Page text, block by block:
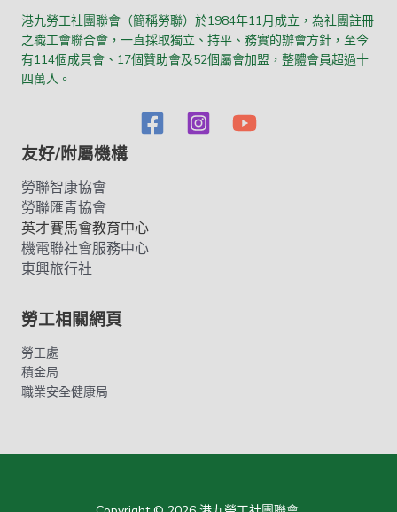
港九勞工社團聯會（簡稱勞聯）於1984年11月成立，為社團註冊
之職工會聯合會，一直採取獨立、持平、務實的辦會方針，至今
有114個成員會、17個贊助會及52個屬會加盟，整體會員超過十
四萬人。
友好/附屬機構
勞聯智康協會
勞聯匯青協會
英才賽馬會教育中心
機電聯社會服務中心
東興旅行社
勞工相關網頁
勞工處
積金局
職業安全健康局